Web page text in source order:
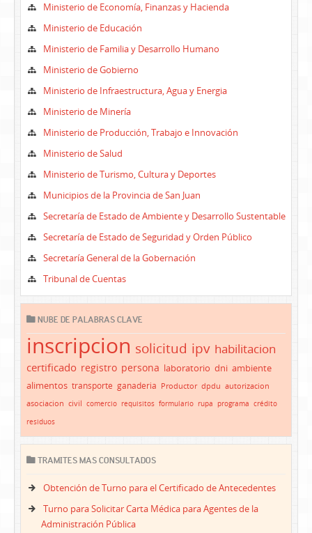
Ministerio de Economía, Finanzas y Hacienda
Ministerio de Educación
Ministerio de Familia y Desarrollo Humano
Ministerio de Gobierno
Ministerio de Infraestructura, Agua y Energia
Ministerio de Minería
Ministerio de Producción, Trabajo e Innovación
Ministerio de Salud
Ministerio de Turismo, Cultura y Deportes
Municipios de la Provincia de San Juan
Secretaría de Estado de Ambiente y Desarrollo Sustentable
Secretaría de Estado de Seguridad y Orden Público
Secretaría General de la Gobernación
Tribunal de Cuentas
NUBE DE PALABRAS CLAVE
inscripcion solicitud ipv habilitacion
certificado registro persona laboratorio dni ambiente
alimentos transporte ganaderia Productor dpdu autorizacion
asociacion civil comercio requisitos formulario rupa programa crédito
residuos
TRAMITES MAS CONSULTADOS
Obtención de Turno para el Certificado de Antecedentes
Turno para Solicitar Carta Médica para Agentes de la
Administración Pública